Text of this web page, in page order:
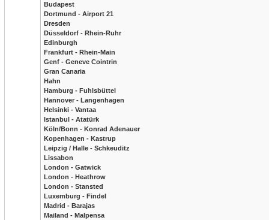
Budapest
Dortmund - Airport 21
Dresden
Düsseldorf - Rhein-Ruhr
Edinburgh
Frankfurt - Rhein-Main
Genf - Geneve Cointrin
Gran Canaria
Hahn
Hamburg - Fuhlsbüttel
Hannover - Langenhagen
Helsinki - Vantaa
Istanbul - Atatürk
Köln/Bonn - Konrad Adenauer
Kopenhagen - Kastrup
Leipzig / Halle - Schkeuditz
Lissabon
London - Gatwick
London - Heathrow
London - Stansted
Luxemburg - Findel
Madrid - Barajas
Mailand - Malpensa